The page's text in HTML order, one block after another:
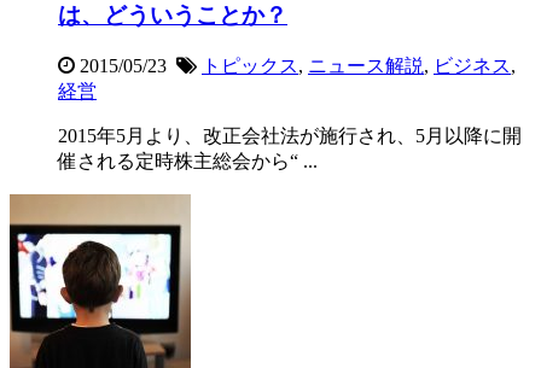
は、どういうことか？
2015/05/23 トピックス, ニュース解説, ビジネス,
経営
2015年5月より、改正会社法が施行され、5月以降に開
催される定時株主総会から“ ...